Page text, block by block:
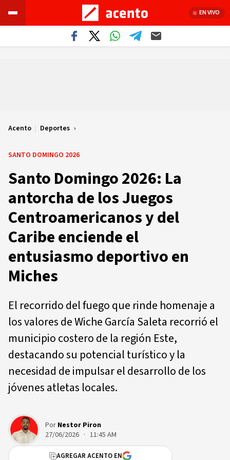
EN VIVO
Acento | Deportes
SANTO DOMINGO 2026
Santo Domingo 2026: La
antorcha de los Juegos
Centroamericanos y del
Caribe enciende el
entusiasmo deportivo en
Miches
El recorrido del fuego que rinde homenaje a
los valores de Wiche García Saleta recorrió el
municipio costero de la región Este,
destacando su potencial turístico y la
necesidad de impulsar el desarrollo de los
jóvenes atletas locales.
Por Nestor Piron
27/06/2026 · 11:45 AM
AGREGAR ACENTO EN